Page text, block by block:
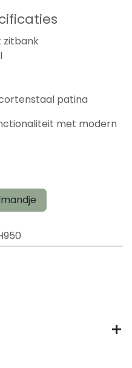
zitbank
patina
met modern